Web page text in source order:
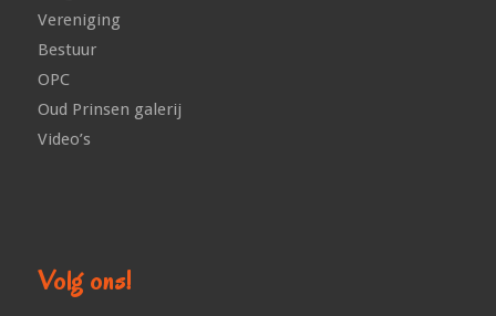
Vereniging
Bestuur
OPC
Oud Prinsen galerij
Video’s
Volg ons!